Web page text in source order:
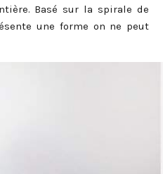
Basé sur la spirale de
une forme on ne peut